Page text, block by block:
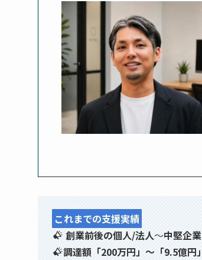
これまでの支援実績
創業前後の個人/法人〜中堅企業
調達額「200万円」〜「9.5億円」